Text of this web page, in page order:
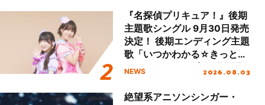
ート!!
『名探偵プリキュア！』後期
主題歌シングル 9月30日発売
決定！ 後期エンディング主題
歌「いつかわかる☆きっとあ
える」TVサイズ先行配信開
NEWS 2026.08.03
絶望系アニソンシンガー・